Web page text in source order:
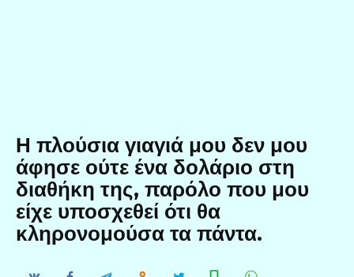
Η πλούσια γιαγιά μου δεν μου
άφησε ούτε ένα δολάριο στη
διαθήκη της, παρόλο που μου
είχε υποσχεθεί ότι θα
κληρονομούσα τα πάντα.